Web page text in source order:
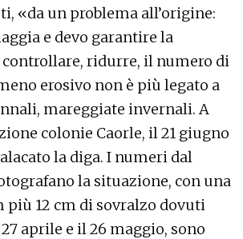
«da un problema all’origine:
e devo garantire la
controllare, ridurre, il numero di
erosivo non è più legato a
mareggiate invernali. A
colonie Caorle, il 21 giugno
la diga. I numeri dal
la situazione, con una
più 12 cm di sovralzo dovuti
aprile e il 26 maggio, sono